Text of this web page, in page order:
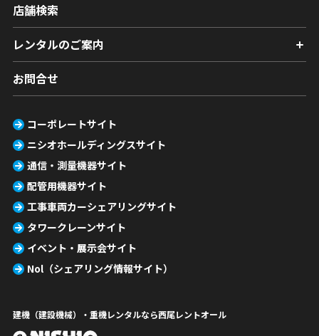
店舗検索
レンタルのご案内
お問合せ
コーポレートサイト
ニシオホールディングスサイト
通信・測量機器サイト
配管用機器サイト
工事車両カーシェアリングサイト
タワークレーンサイト
イベント・展示会サイト
Nol（シェアリング情報サイト）
建機（建設機械）・重機レンタルなら西尾レントオール